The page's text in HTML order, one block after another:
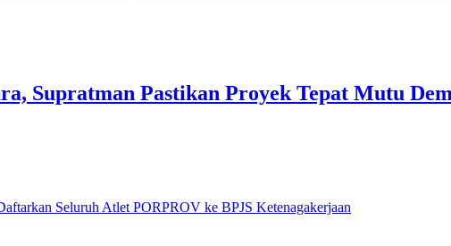
Supratman Pastikan Proyek Tepat Mutu
Seluruh Atlet PORPROV ke BPJS Ketenagakerjaan